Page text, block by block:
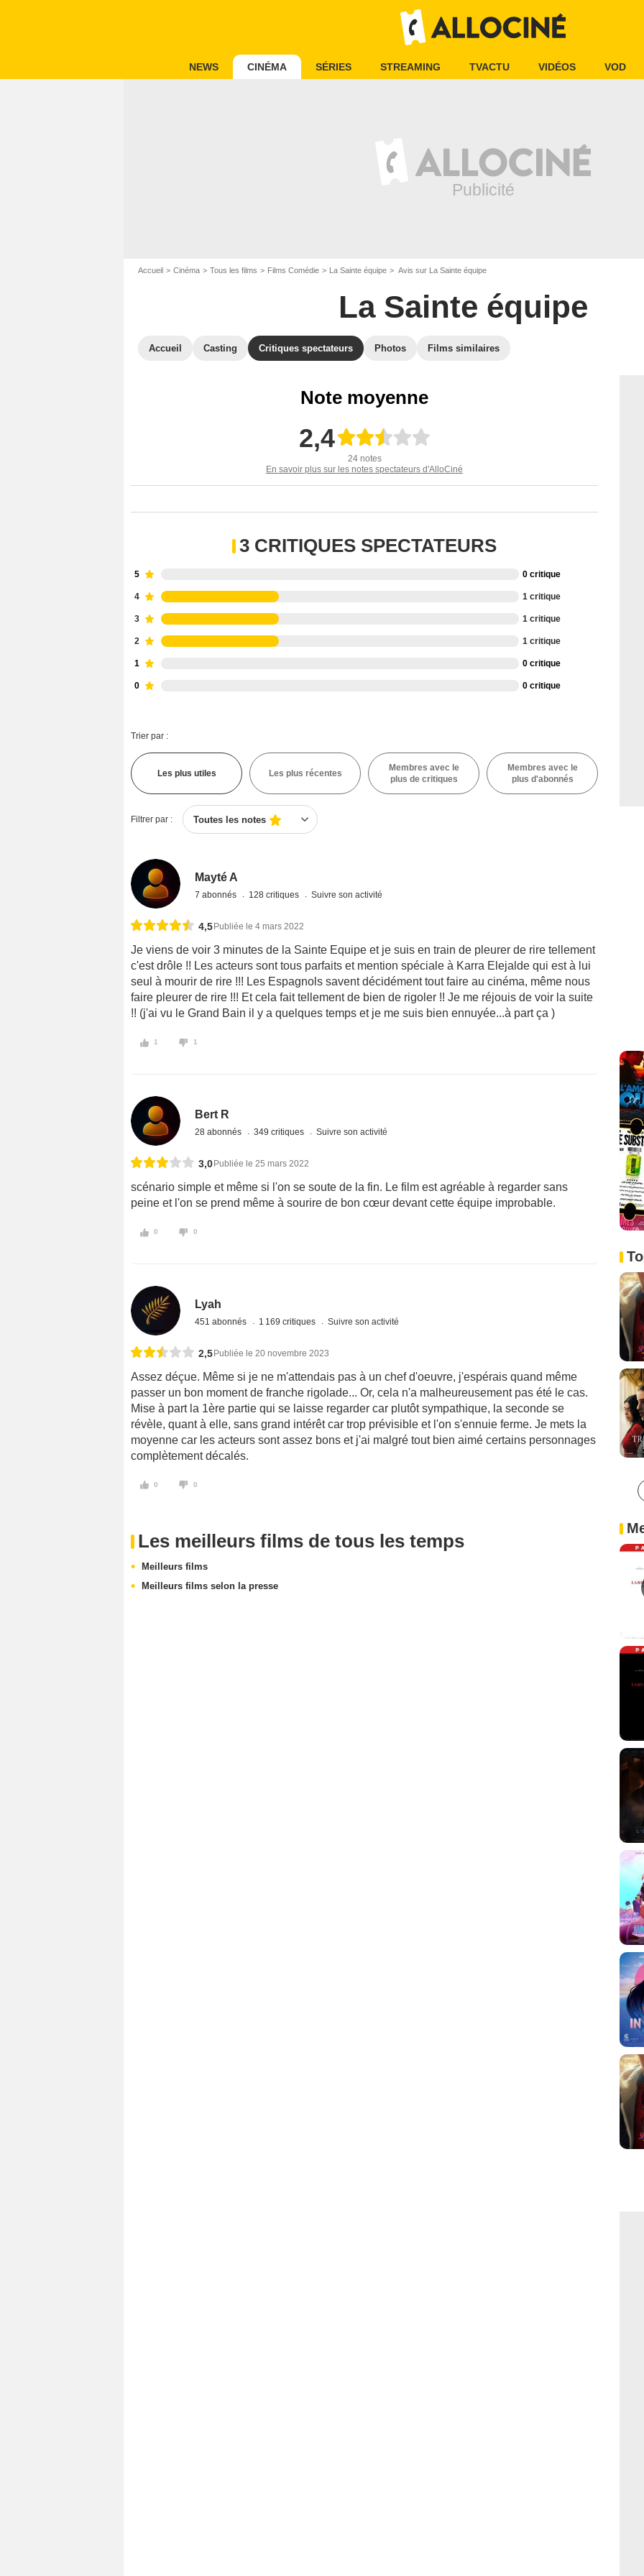
NEWS CINÉMA SÉRIES STREAMING TVACTU VIDÉOS VOD
Accueil Cinéma Tous les films Films Comédie La Sainte équipe Avis sur La Sainte équipe
La Sainte équipe
Accueil Casting Critiques spectateurs Photos Films similaires
Note moyenne
2,4
24 notes
En savoir plus sur les notes spectateurs d'AlloCiné
3 CRITIQUES SPECTATEURS
5 0 critique
4 1 critique
3 1 critique
2 1 critique
1 0 critique
0 0 critique
Trier par :
Les plus utiles Les plus récentes
Membres avec le
plus de critiques
Membres avec le
plus d'abonnés
Filtrer par : Toutes les notes
Mayté A
7 abonnés 128 critiques Suivre son activité
4,5 Publiée le 4 mars 2022
Je viens de voir 3 minutes de la Sainte Equipe et je suis en train de pleurer de rire tellement
c'est drôle !! Les acteurs sont tous parfaits et mention spéciale à Karra Elejalde qui est à lui
seul à mourir de rire !!! Les Espagnols savent décidément tout faire au cinéma, même nous
faire pleurer de rire !!! Et cela fait tellement de bien de rigoler !! Je me réjouis de voir la suite
!! (j'ai vu le Grand Bain il y a quelques temps et je me suis bien ennuyée...à part ça )
1 1
Bert R
28 abonnés 349 critiques Suivre son activité
3,0Publiée le 25 mars 2022
scénario simple et même si l'on se soute de la fin. Le film est agréable à regarder sans
peine et l'on se prend même à sourire de bon cœur devant cette équipe improbable.
0 0
Lyah
451 abonnés 1 169 critiques Suivre son activité
2,5Publiée le 20 novembre 2023
Assez déçue. Même si je ne m'attendais pas à un chef d'oeuvre, j'espérais quand même
passer un bon moment de franche rigolade... Or, cela n'a malheureusement pas été le cas.
Mise à part la 1ère partie qui se laisse regarder car plutôt sympathique, la seconde se
révèle, quant à elle, sans grand intérêt car trop prévisible et l'on s'ennuie ferme. Je mets la
moyenne car les acteurs sont assez bons et j'ai malgré tout bien aimé certains personnages
complètement décalés.
0 0
Les meilleurs films de tous les temps
Meilleurs films
Meilleurs films selon la presse